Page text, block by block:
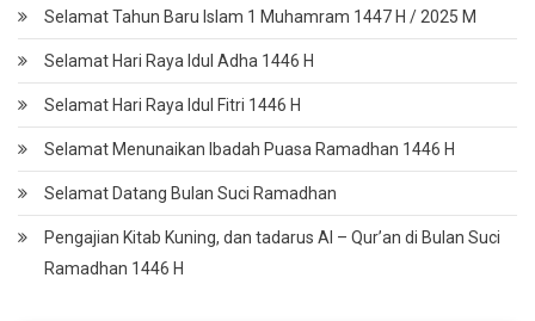
Selamat Tahun Baru Islam 1 Muhamram 1447 H / 2025 M
Selamat Hari Raya Idul Adha 1446 H
Selamat Hari Raya Idul Fitri 1446 H
Selamat Menunaikan Ibadah Puasa Ramadhan 1446 H
Selamat Datang Bulan Suci Ramadhan
Pengajian Kitab Kuning, dan tadarus Al – Qur’an di Bulan Suci
Ramadhan 1446 H